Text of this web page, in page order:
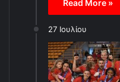
Read More »
27 Ιουλίου